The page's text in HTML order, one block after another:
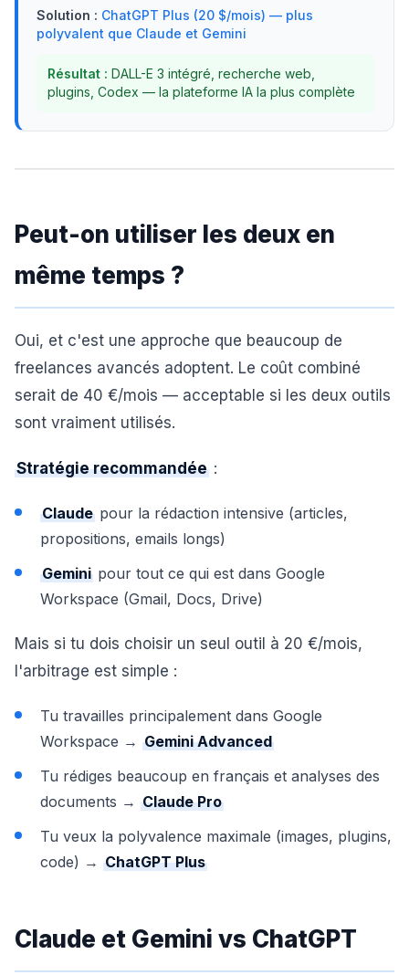
Solution : ChatGPT Plus (20 $/mois) — plus
polyvalent que Claude et Gemini
Résultat : DALL-E 3 intégré, recherche web,
plugins, Codex — la plateforme IA la plus complète
Peut-on utiliser les deux en
même temps ?
Oui, et c'est une approche que beaucoup de
freelances avancés adoptent. Le coût combiné
serait de 40 €/mois — acceptable si les deux outils
sont vraiment utilisés.
Stratégie recommandée :
Claude pour la rédaction intensive (articles,
propositions, emails longs)
Gemini pour tout ce qui est dans Google
Workspace (Gmail, Docs, Drive)
Mais si tu dois choisir un seul outil à 20 €/mois,
l'arbitrage est simple :
Tu travailles principalement dans Google
Workspace → Gemini Advanced
Tu rédiges beaucoup en français et analyses des
documents → Claude Pro
Tu veux la polyvalence maximale (images, plugins,
code) → ChatGPT Plus
Claude et Gemini vs ChatGPT